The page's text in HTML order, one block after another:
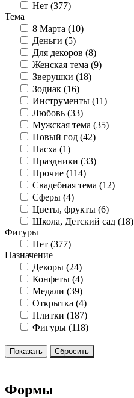
Нет (377)
Тема
8 Марта (10)
Деньги (5)
Для декоров (8)
Женская тема (9)
Зверушки (18)
Зодиак (16)
Инструменты (11)
Любовь (33)
Мужская тема (35)
Новый год (42)
Пасха (1)
Праздники (33)
Прочие (114)
Свадебная тема (12)
Сферы (4)
Цветы, фрукты (6)
Школа, Детский сад (18)
Фигуры
Нет (377)
Назначение
Декоры (24)
Конфеты (4)
Медали (39)
Открытка (4)
Плитки (187)
Фигуры (118)
Формы